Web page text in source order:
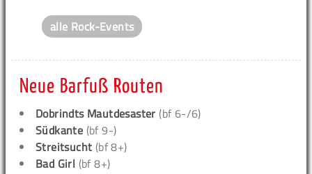
alle Rock-Events
Neue Barfuß Routen
Dobrindts Mautdesaster (bf 6-/6)
Südkante (bf 9-)
Streitsucht (bf 8+)
Bad Girl (bf 8+)